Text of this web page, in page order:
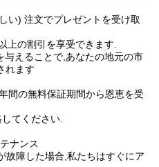
い) 注文でプレゼントを受け取
上の割引を享受できます.
えることで,あなたの地元の市
れます
間の無料保証期間から恩恵を受
てください.
ナンス
故障した場合,私たちはすぐにア